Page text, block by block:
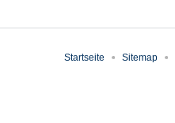
Startseite Sitemap